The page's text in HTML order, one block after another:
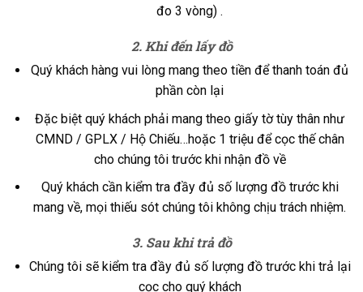
đo 3 vòng) .
2. Khi đến lấy đồ
Quý khách hàng vui lòng mang theo tiền để thanh toán đủ
phần còn lại
Đặc biệt quý khách phải mang theo giấy tờ tùy thân như
CMND / GPLX / Hộ Chiếu…hoặc 1 triệu để cọc thế chân
cho chúng tôi trước khi nhận đồ về
Quý khách cần kiểm tra đầy đủ số lượng đồ trước khi
mang về, mọi thiếu sót chúng tôi không chịu trách nhiệm.
3. Sau khi trả đồ
Chúng tôi sẽ kiểm tra đầy đủ số lượng đồ trước khi trả lại
cọc cho quý khách